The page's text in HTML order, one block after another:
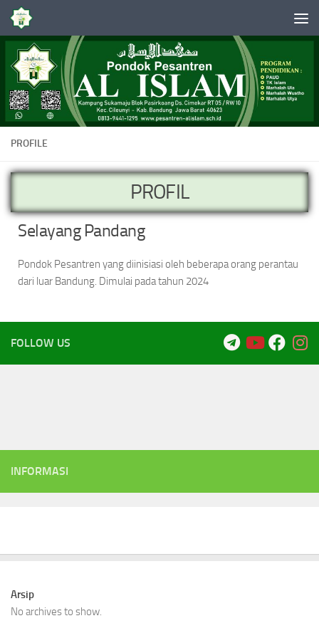
Skip to content
PROFILE
PROFIL
Selayang Pandang
Pondok Pesantren yang diinisiasi oleh beberapa orang perantau
dari luar Bandung. Dimulai pada tahun 2024
FOLLOW US
INFORMASI
Arsip
No archives to show.